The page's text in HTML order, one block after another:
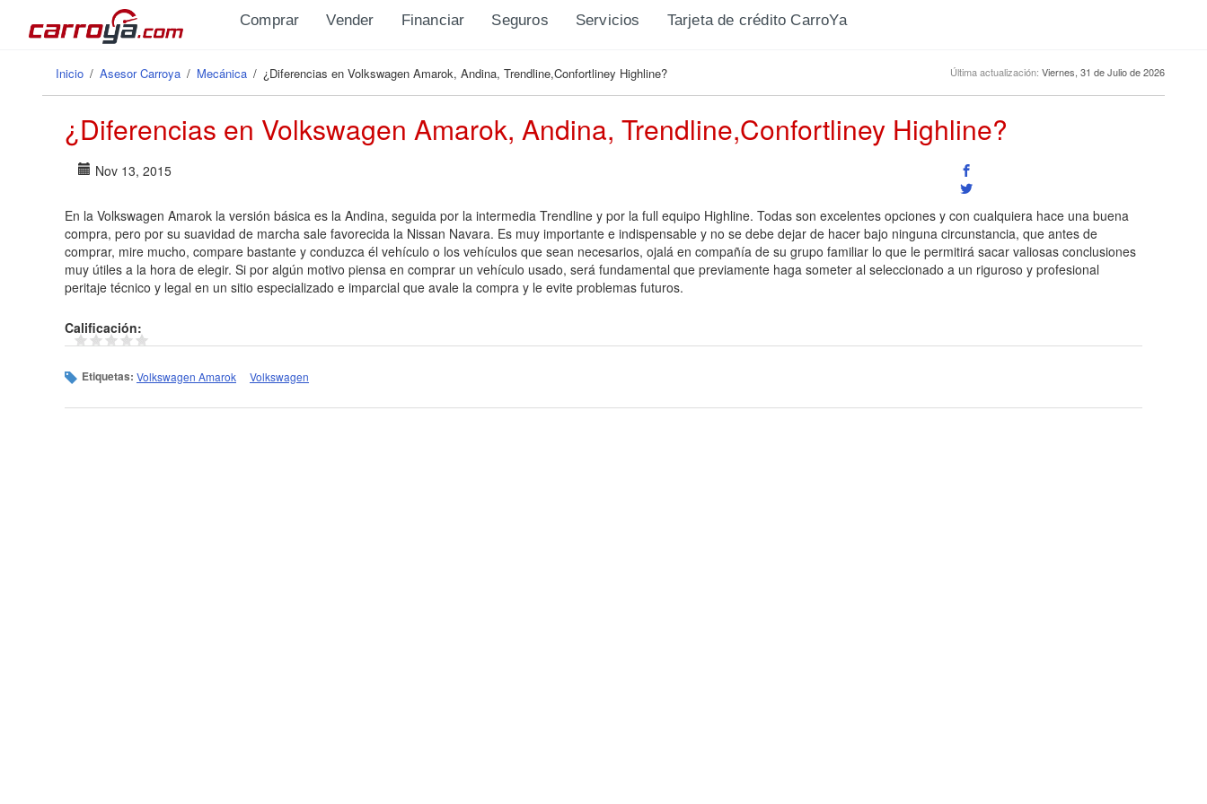
Pasar al contenido principal
Comprar Vender Financiar Seguros Servicios Tarjeta de crédito CarroYa
Se encuentra usted aquí
Inicio / Asesor Carroya / Mecánica / ¿Diferencias en Volkswagen Amarok, Andina, Trendline,Confortliney Highline? Última actualización: Viernes, 31 de Julio de 2026
¿Diferencias en Volkswagen Amarok, Andina, Trendline,Confortliney Highline?
Nov 13, 2015
En la Volkswagen Amarok la versión básica es la Andina, seguida por la intermedia Trendline y por la full equipo Highline. Todas son excelentes opciones y con cualquiera hace una buena
compra, pero por su suavidad de marcha sale favorecida la Nissan Navara. Es muy importante e indispensable y no se debe dejar de hacer bajo ninguna circunstancia, que antes de
comprar, mire mucho, compare bastante y conduzca él vehículo o los vehículos que sean necesarios, ojalá en compañía de su grupo familiar lo que le permitirá sacar valiosas conclusiones
muy útiles a la hora de elegir. Si por algún motivo piensa en comprar un vehículo usado, será fundamental que previamente haga someter al seleccionado a un riguroso y profesional
peritaje técnico y legal en un sitio especializado e imparcial que avale la compra y le evite problemas futuros.
Calificación:
Etiquetas: Volkswagen Amarok Volkswagen